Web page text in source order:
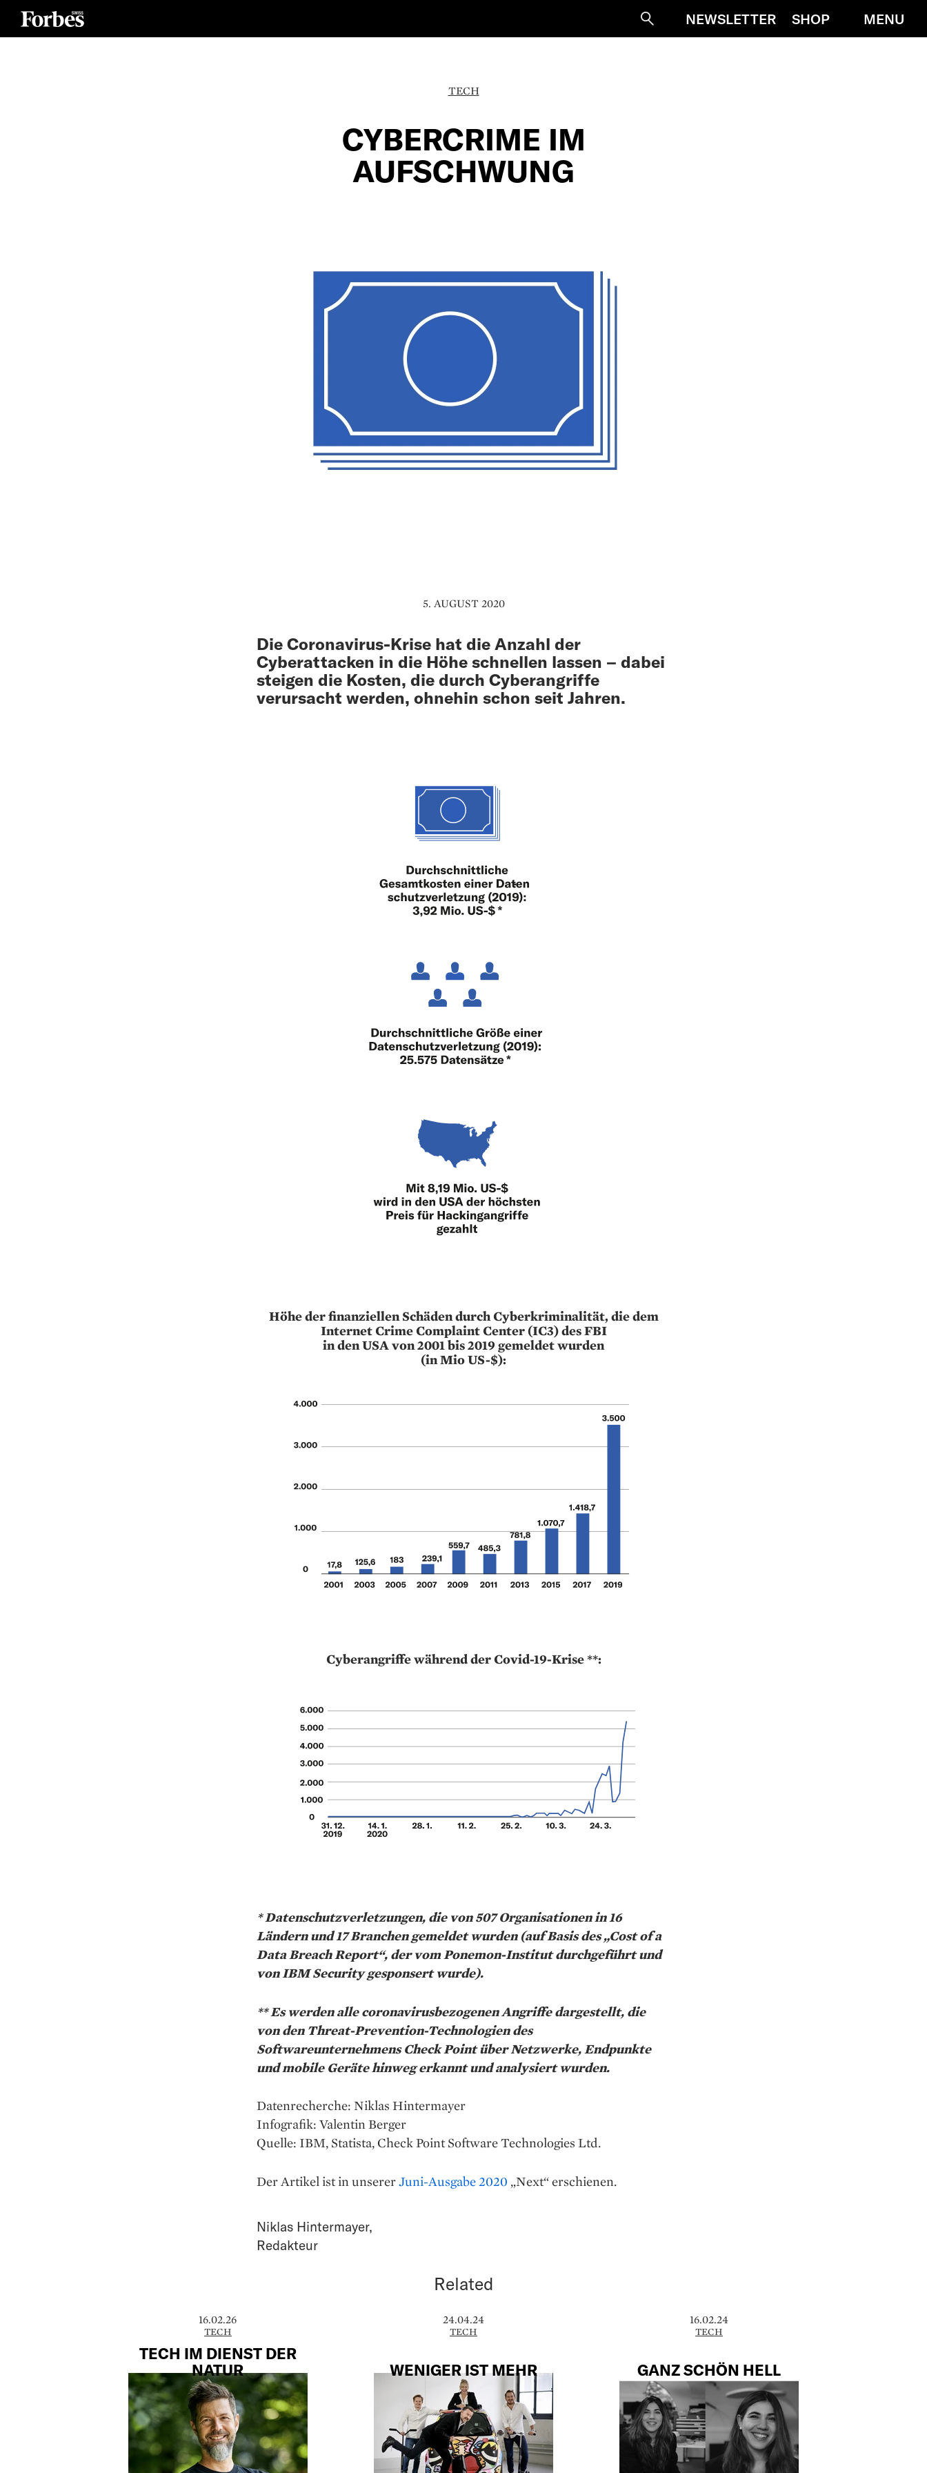
SucheNEWSLETTER SHOP MENU
TECH
CYBERCRIME IM
AUFSCHWUNG
5. AUGUST 2020
Die Coronavirus-Krise hat die Anzahl der
Cyberattacken in die Höhe schnellen lassen – dabei
steigen die Kosten, die durch Cyberangriffe
verursacht werden, ohnehin schon seit Jahren.
Höhe der finanziellen Schäden durch Cyberkriminalität, die dem
Internet Crime Complaint Center (IC3) des FBI
in den USA von 2001 bis 2019 gemeldet wurden
(in Mio US-$):
Cyberangriffe während der Covid-19-Krise **:
* Datenschutzverletzungen, die von 507 Organisationen in 16
Ländern und 17 Branchen gemeldet wurden (auf Basis des „Cost of a
Data Breach Report“, der vom Ponemon-Institut durchgeführt und
von IBM Security gesponsert wurde).
** Es werden alle coronavirusbezogenen Angriffe dargestellt, die
von den Threat-Prevention-Technologien des
Softwareunternehmens Check Point über Netzwerke, Endpunkte
und mobile Geräte hinweg erkannt und analysiert wurden.
Datenrecherche: Niklas Hintermayer
Infografik: Valentin Berger
Quelle: IBM, Statista, Check Point Software Technologies Ltd.
Der Artikel ist in unsererJuni-Ausgabe 2020 „Next“ erschienen.
Niklas Hintermayer,
Redakteur
Related
16.02.26
TECH
TECH IM DIENST DER
NATUR
24.04.24
TECH
WENIGER IST MEHR
16.02.24
TECH
GANZ SCHÖN HELL